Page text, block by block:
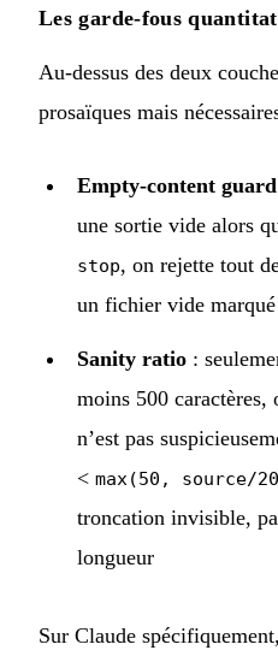
Les garde-fous
Au-dessus des deux
prosaïques mais
Empty-content guard
une sortie vide alors
stop, on rejette tout
un fichier vide marqué
Sanity ratio :
moins 500
n’est pas
< max(50, source/
troncation invisible,
longueur
Sur Claude spécifiquement,